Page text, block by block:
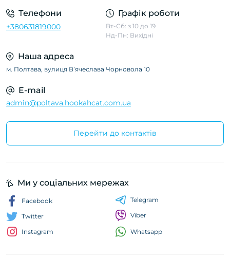
Телефони
+380631819000
Графік роботи
Вт-Сб: з 10 до 19
Нд-Пн: Вихідні
Наша адреса
м. Полтава, вулиця Вʼячеслава Чорновола 10
E-mail
admin@poltava.hookahcat.com.ua
Перейти до контактів
Ми у соціальних мережах
Facebook
Twitter
Instagram
Telegram
Viber
Whatsapp